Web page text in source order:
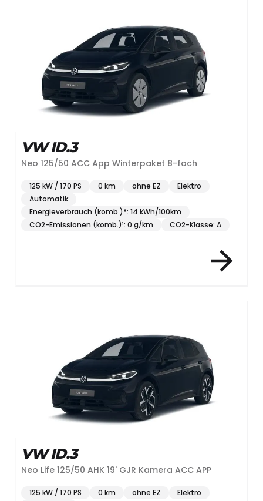
VW ID.3
Neo 125/50 ACC App Winterpaket 8-fach
125 kW / 170 PS 0 km ohne EZ
Elektro
Automatik
Energieverbrauch (komb.)*: 14 kWh/100km
CO2-Emissionen (komb.)¹: 0 g/km
CO2-Klasse: A
VW ID.3
Neo Life 125/50 AHK 19' GJR Kamera ACC APP
125 kW / 170 PS 0 km ohne EZ
Elektro